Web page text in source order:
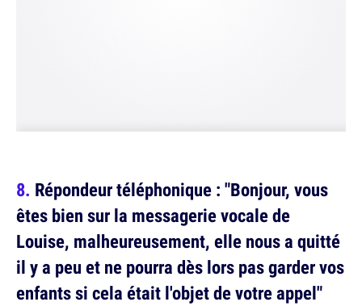
Répondeur téléphonique : "Bonjour, vous
êtes bien sur la messagerie vocale de
Louise, malheureusement, elle nous a quitté
il y a peu et ne pourra dès lors pas garder vos
enfants si cela était l'objet de votre appel"